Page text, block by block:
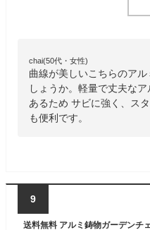
chai(50代・女性)
曲線が美しいこちらのア
しょうか。軽量で丈夫な
あるため サビに強く、ス
も便利です。
9